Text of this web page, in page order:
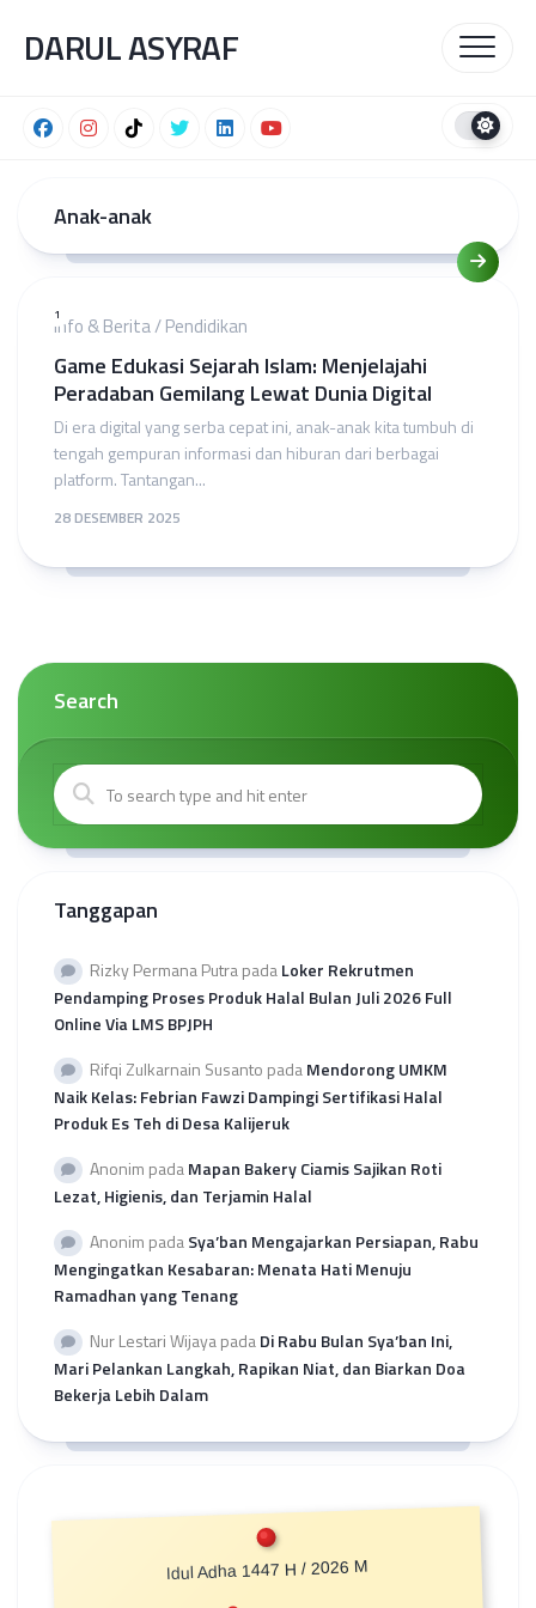
content
DARUL ASYRAF
Anak-anak
1Info & Berita/Pendidikan
Game Edukasi Sejarah Islam: Menjelajahi
Peradaban Gemilang Lewat Dunia Digital
Di era digital yang serba cepat ini, anak-anak kita tumbuh di
tengah gempuran informasi dan hiburan dari berbagai
platform. Tantangan...
28 DESEMBER 2025
Search
Tanggapan
Rizky Permana PutrapadaLoker Rekrutmen
Pendamping Proses Produk Halal Bulan Juli 2026 Full
Online Via LMS BPJPH
Rifqi Zulkarnain Susanto padaMendorong UMKM
Naik Kelas: Febrian Fawzi Dampingi Sertifikasi Halal
Produk Es Teh di Desa Kalijeruk
Anonim padaMapan Bakery Ciamis Sajikan Roti
Lezat, Higienis, dan Terjamin Halal
Anonim padaSya’ban Mengajarkan Persiapan, Rabu
Mengingatkan Kesabaran: Menata Hati Menuju
Ramadhan yang Tenang
Nur Lestari WijayapadaDi Rabu Bulan Sya’ban Ini,
Mari Pelankan Langkah, Rapikan Niat, dan Biarkan Doa
Bekerja Lebih Dalam
Idul Adha 1447 H / 2026 M